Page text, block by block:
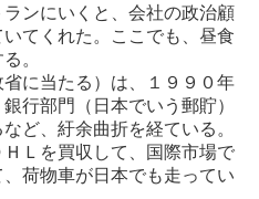
ンにいくと、会社の政治顧
てくれた。ここでも、昼食
。
に当たる）は、１９９０年
行部門（日本でいう郵貯）
ど、紆余曲折を経ている。
Ｌを買収して、国際市場で
荷物車が日本でも走ってい